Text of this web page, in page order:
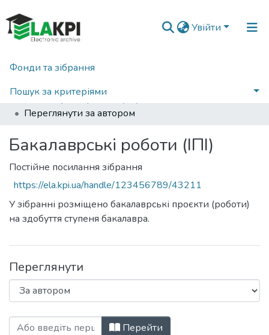
Увійти
Фонди та зібрання
Пошук за критеріями
Головна
Бакалаврські роботи (ІПІ)
Переглянути за автором
Бакалаврські роботи (ІПІ)
Постійне посилання зібрання
https://ela.kpi.ua/handle/123456789/43211
У зібранні розміщено бакалаврські проєкти (роботи)
на здобуття ступеня бакалавра.
Переглянути
Перегляд Бакалаврські роботи (ІПІ)
Перейти